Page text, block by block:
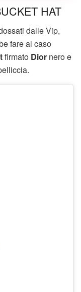
HAT
dalle Vip,
fare al caso
firmato Dior nero e